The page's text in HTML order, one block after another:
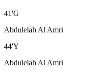
41'G
Abdulelah Al Amri
44'Y
Abdulelah Al Amri